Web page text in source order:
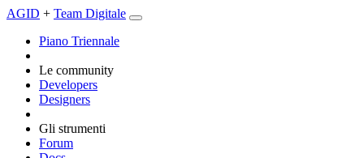
AGID + Team Digitale
Piano Triennale
Le community
Developers
Designers
Gli strumenti
Forum